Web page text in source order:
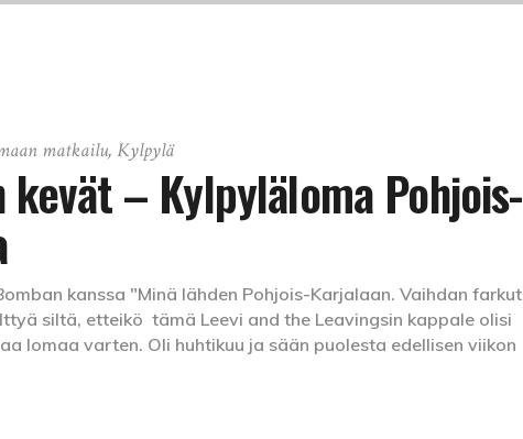
matkailu, Kylpylä
– Kylpyläloma Pohjois-
kanssa "Minä lähden Pohjois-Karjalaan. Vaihdan farkut
siltä, etteikö tämä Leevi and the Leavingsin kappale olisi
lomaa varten. Oli huhtikuu ja sään puolesta edellisen viikon